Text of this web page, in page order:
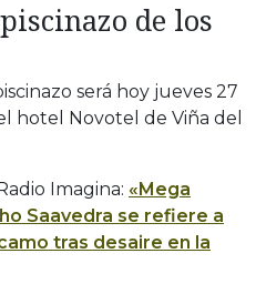
de los
será hoy jueves 27
hotel Novotel de Viña del
Imagina: «Mega
Saavedra se refiere a
tras desaire en la